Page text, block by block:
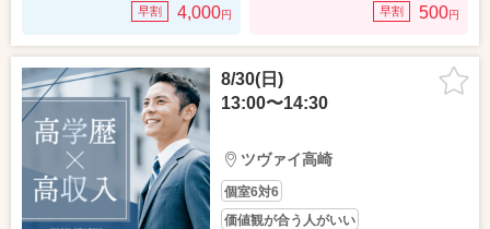
早割 4,000円 早割 500円
8/30(日)
13:00〜14:30
ツヴァイ高崎
個室6対6
価値観が合う人がいい